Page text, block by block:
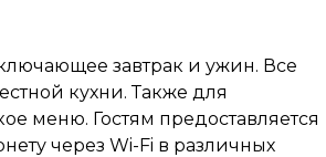
завтрак и ужин. Все
кухни. Также для
меню. Гостям предоставляется
через Wi-Fi в различных